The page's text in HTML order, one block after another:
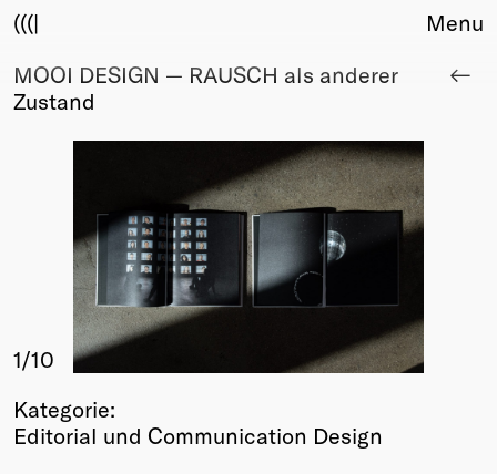
(((|
About
Club
Events
Upcoming
Membership
Members
Young Creatives
Menu
MOOI DESIGN — RAUSCH als anderer
Zustand
1/10
Kategorie:
Editorial und Communication Design